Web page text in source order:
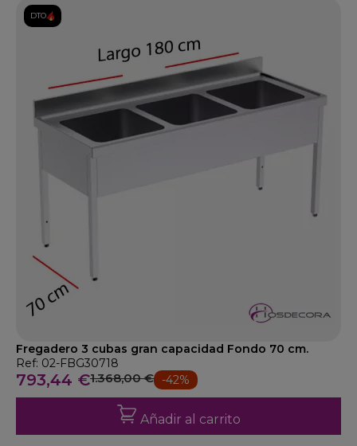
DTO.
Fregadero 3 cubas gran capacidad Fondo 70 cm.
Ref: 02-FBG30718
793,44 €1.368,00 € -42%
Añadir al carrito